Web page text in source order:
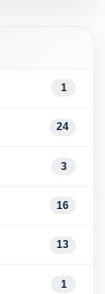
1
24
3
16
13
1